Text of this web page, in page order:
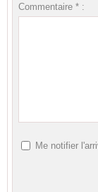
Commentaire * :
Me notifier